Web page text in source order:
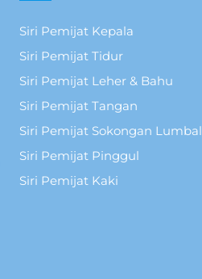
Siri Pemijat Kepala
Siri Pemijat Tidur
Siri Pemijat Leher & Bahu
Siri Pemijat Tangan
Siri Pemijat Sokongan Lumbal
Siri Pemijat Pinggul
Siri Pemijat Kaki